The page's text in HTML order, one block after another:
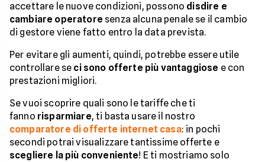
accettare le nuove condizioni, possono disdire e
cambiare operatore senza alcuna penale se il cambio
di gestore viene fatto entro la data prevista.
Per evitare gli aumenti, quindi, potrebbe essere utile
controllare se ci sono offerte più vantaggiose e con
prestazioni migliori.
Se vuoi scoprire quali sono le tariffe che ti
fanno risparmiare, ti basta usare il nostro
comparatore di offerte internet casa: in pochi
secondi potrai visualizzare tantissime offerte e
scegliere la più conveniente! E ti mostriamo solo